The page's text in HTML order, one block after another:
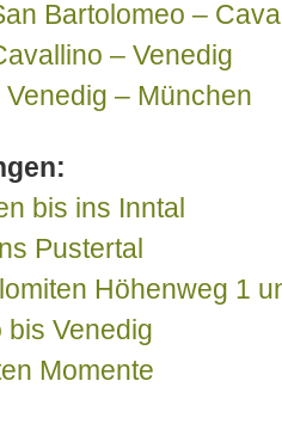
Bartolomeo –
– Venedig
Venedig – München
bis ins Inntal
Pustertal
Höhenweg 1
bis Venedig
Momente